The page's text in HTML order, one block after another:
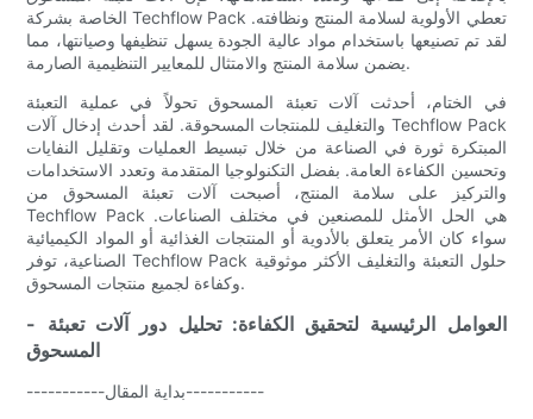
الخاصة بشركة Techflow Pack تعطي الأولوية لسلامة المنتج ونظافته.
لقد تم تصنيعها باستخدام مواد عالية الجودة يسهل تنظيفها وصيانتها، مما
يضمن سلامة المنتج والامتثال للمعايير التنظيمية الصارمة.
في الختام، أحدثت آلات تعبئة المسحوق تحولاً في عملية التعبئة
والتغليف للمنتجات المسحوقة. لقد أحدث إدخال آلات Techflow Pack
المبتكرة ثورة في الصناعة من خلال تبسيط العمليات وتقليل النفايات
وتحسين الكفاءة العامة. بفضل التكنولوجيا المتقدمة وتعدد الاستخدامات
والتركيز على سلامة المنتج، أصبحت آلات تعبئة المسحوق من
Techflow Pack هي الحل الأمثل للمصنعين في مختلف الصناعات.
سواء كان الأمر يتعلق بالأدوية أو المنتجات الغذائية أو المواد الكيميائية
الصناعية، توفر Techflow Pack حلول التعبئة والتغليف الأكثر موثوقية
وكفاءة لجميع منتجات المسحوق.
- العوامل الرئيسية لتحقيق الكفاءة: تحليل دور آلات تعبئة
المسحوق
-----------بداية المقال-----------